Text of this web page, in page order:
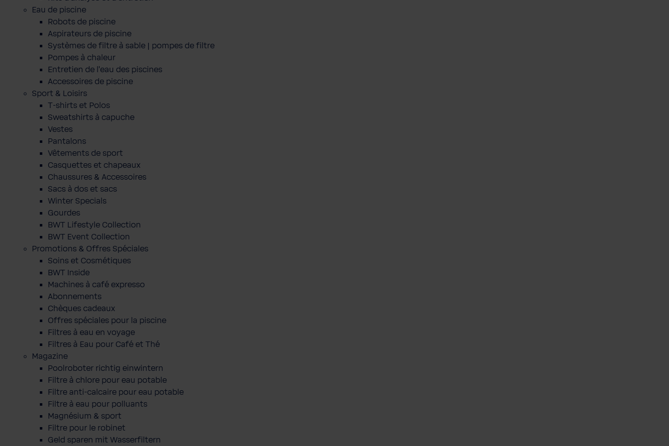
Eau de piscine
Robots de piscine
Aspirateurs de piscine
Systèmes de filtre à sable | pompes de filtre
Pompes à chaleur
Entretien de l'eau des piscines
Accessoires de piscine
Sport & Loisirs
T-shirts et Polos
Sweatshirts à capuche
Vestes
Pantalons
Vêtements de sport
Casquettes et chapeaux
Chaussures & Accessoires
Sacs à dos et sacs
Winter Specials
Gourdes
BWT Lifestyle Collection
BWT Event Collection
Promotions & Offres Spéciales
Soins et Cosmétiques
BWT Inside
Machines à café expresso
Abonnements
Chèques cadeaux
Offres spéciales pour la piscine
Filtres à eau en voyage
Filtres à Eau pour Café et Thé
Magazine
Poolroboter richtig einwintern
Filtre à chlore pour eau potable
Filtre anti-calcaire pour eau potable
Filtre à eau pour polluants
Magnésium & sport
Filtre pour le robinet
Geld sparen mit Wasserfiltern